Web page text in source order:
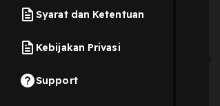
Syarat dan Ketentuan
Kebijakan Privasi
Support